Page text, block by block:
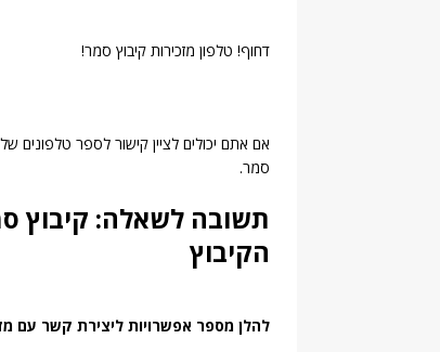
דחוף! טלפון מזכירות קיבוץ סמר!
אם אתם יכולים לציין קישור לספר טלפונים
סמר.
תשובה לשאלה: קיבוץ
הקיבוץ
להלן מספר אפשרויות ליצירת קשר עם